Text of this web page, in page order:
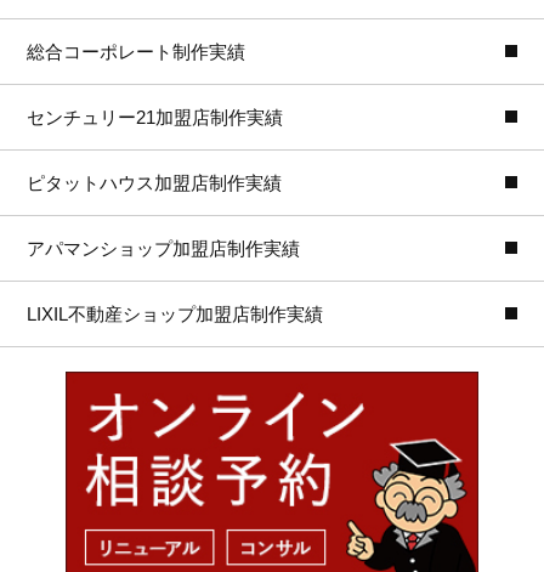
総合コーポレート制作実績
センチュリー21加盟店制作実績
ピタットハウス加盟店制作実績
アパマンショップ加盟店制作実績
LIXIL不動産ショップ加盟店制作実績